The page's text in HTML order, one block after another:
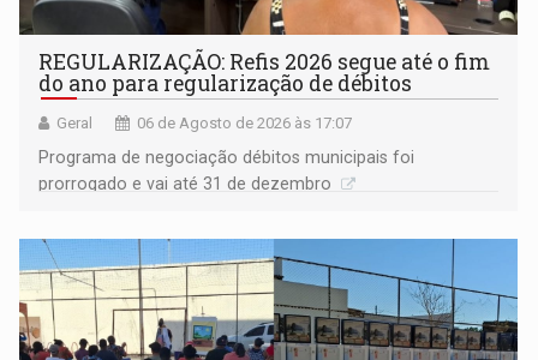
REGULARIZAÇÃO: Refis 2026 segue até o fim
do ano para regularização de débitos
Geral 06 de Agosto de 2026 às 17:07
Programa de negociação débitos municipais foi
prorrogado e vai até 31 de dezembro